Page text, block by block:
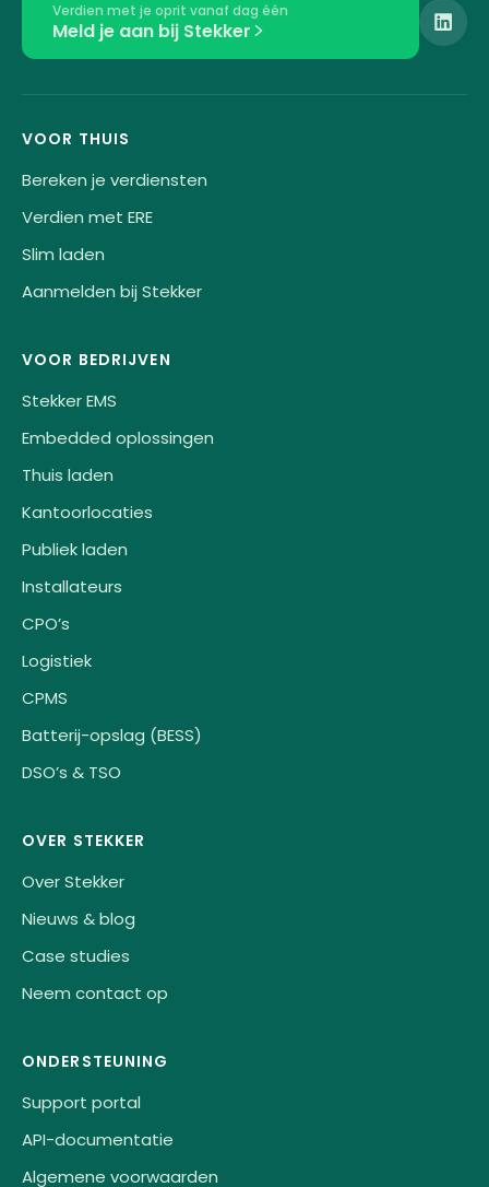
Verdien met je oprit vanaf dag één
Meld je aan bij Stekker
VOOR THUIS
Bereken je verdiensten
Verdien met ERE
Slim laden
Aanmelden bij Stekker
VOOR BEDRIJVEN
Stekker EMS
Embedded oplossingen
Thuis laden
Kantoorlocaties
Publiek laden
Installateurs
CPO’s
Logistiek
CPMS
Batterij-opslag (BESS)
DSO’s & TSO
OVER STEKKER
Over Stekker
Nieuws & blog
Case studies
Neem contact op
ONDERSTEUNING
Support portal
API-documentatie
Algemene voorwaarden